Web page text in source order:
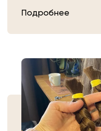
Подробнее